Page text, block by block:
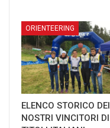
ORIENTEERING
ELENCO STORICO DEI
NOSTRI VINCITORI DI